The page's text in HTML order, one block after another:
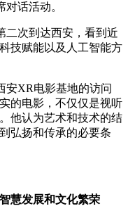
话活动。
次到达西安，看到近
技赋能以及人工智能方
XR电影基地的访问
的电影，不仅仅是视听
他认为艺术和技术的结
弘扬和传承的必要条
慧发展和文化繁荣